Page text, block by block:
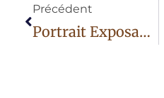
Précédent
Portrait Exposant 2023 – Catherine Briones